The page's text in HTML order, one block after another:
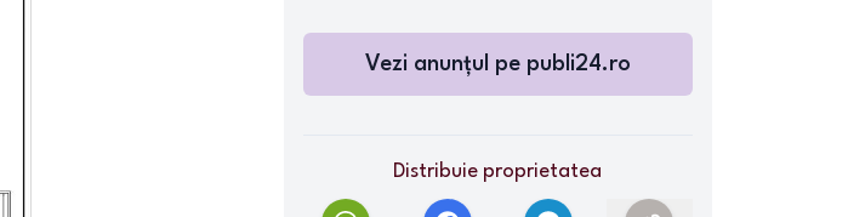
Vezi anunțul pe publi24.ro
Distribuie proprietatea